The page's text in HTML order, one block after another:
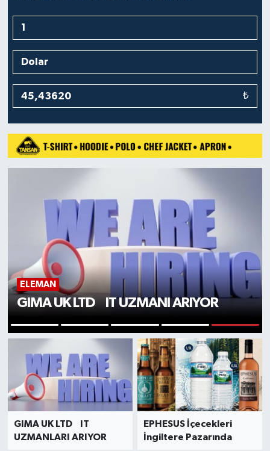
₺
ELEMAN
GIMA UK LTD IT UZMANI ARIYOR
1 3 4 5
GIMA UK LTD IT
UZMANLARI ARIYOR
EPHESUS İçecekleri
İngiltere Pazarında